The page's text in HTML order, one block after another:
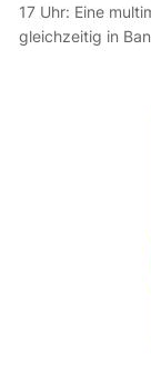
17 Uhr: Eine
gleichzeitig in